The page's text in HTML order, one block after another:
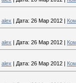
alex | Дата: 26 Мар 2012 |
alex | Дата: 26 Мар 2012 |
alex Дата: 26 Мар 2012